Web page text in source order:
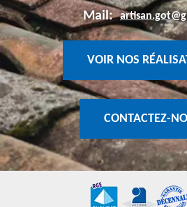
Mail:
VOIR NOS
CONTACTEZ-